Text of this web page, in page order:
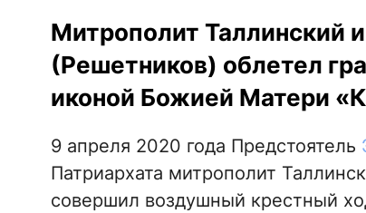
Митрополит Таллинский
(Решетников) облетел
иконой Божией Матери
9 апреля 2020 года Предстоятель
Патриархата митрополит
совершил воздушный крестный